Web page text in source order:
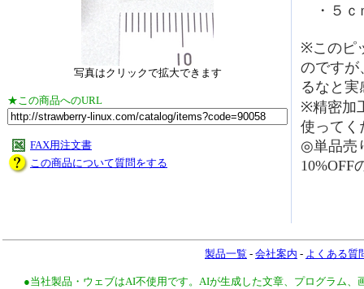
写真はクリックで拡大できます
★この商品へのURL
FAX用注文書
この商品について質問をする
・５ｃ
※このピ
のですが
るなと実
※精密加
使ってく
◎単品売
10%OFF
製品一覧 - 会社案内 - よくある質
●当社製品・ウェブはAI不使用です。AIが生成した文章、プログラム